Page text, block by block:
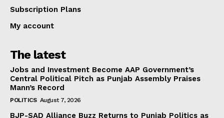
Subscription Plans
My account
The latest
Jobs and Investment Become AAP Government’s
Central Political Pitch as Punjab Assembly Praises
Mann’s Record
POLITICS August 7, 2026
BJP-SAD Alliance Buzz Returns to Punjab Politics as